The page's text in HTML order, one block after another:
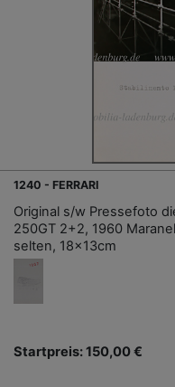
1240 - FERRARI
Original s/w Pressefoto
250GT 2+2, 1960
selten, 18x13cm
Startpreis: 150,00 €